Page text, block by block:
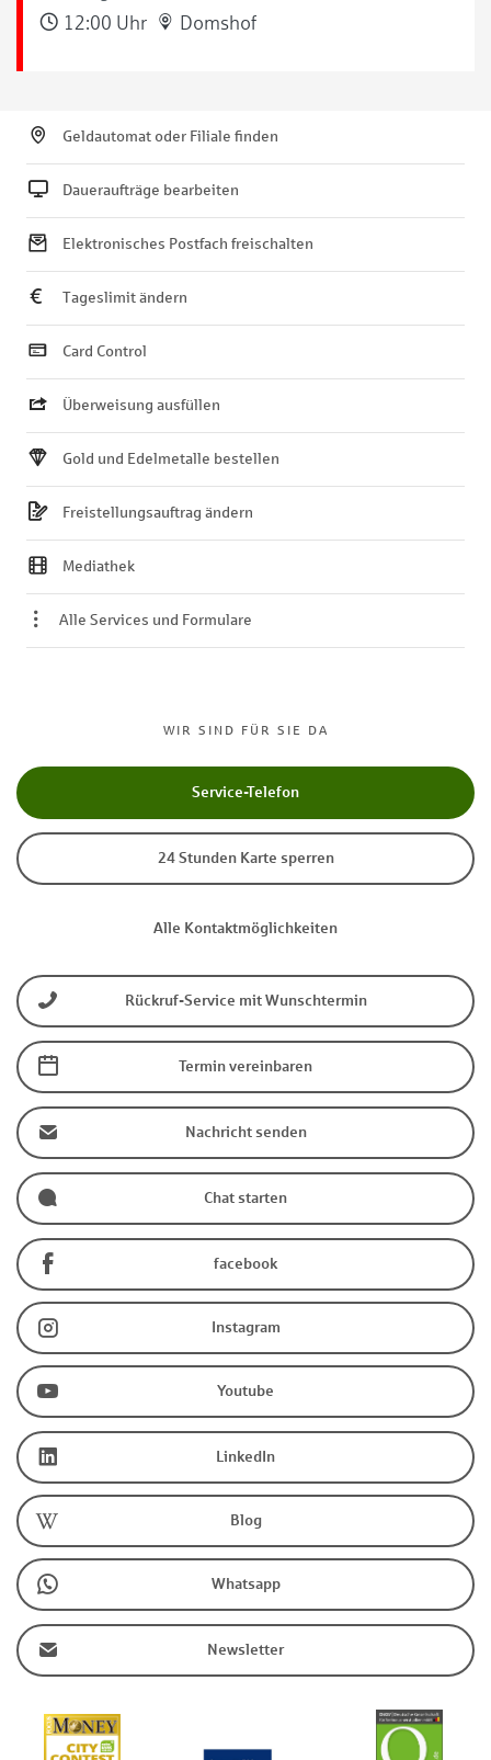
12:00 Uhr
Domshof
WIR SIND FÜR SIE DA
Service-Telefon
24 Stunden Karte sperren
Alle Kontaktmöglichkeiten
Rückruf-Service mit Wunschtermin
Termin vereinbaren
Nachricht senden
Chat starten
facebook
Instagram
Youtube
LinkedIn
Blog
Whatsapp
Newsletter
Geldautomat oder Filiale finden
Daueraufträge bearbeiten
Elektronisches Postfach freischalten
Tageslimit ändern
Card Control
Überweisung ausfüllen
Gold und Edelmetalle bestellen
Freistellungsauftrag ändern
Mediathek
Alle Services und Formulare